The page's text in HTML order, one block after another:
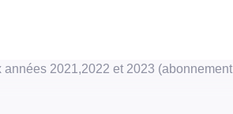
2021,2022 et 2023 (abonnement